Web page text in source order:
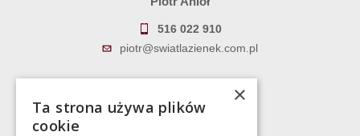
516 022 910
piotr@swiatlazienek.com.pl
783 043 083
×
Ta strona używa plików
cookie